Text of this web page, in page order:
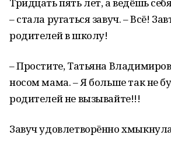
– стала ругаться завуч. – Всё!
родителей в школу!
– Простите, Татьяна
носом мама. – Я больше так не
родителей не вызывайте!!!
Завуч удовлетворённо